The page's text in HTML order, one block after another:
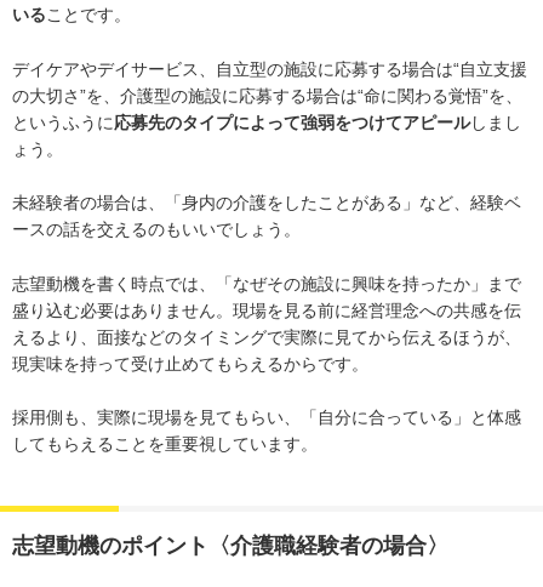
いることです。
デイケアやデイサービス、自立型の施設に応募する場合は“自立支援
の大切さ”を、介護型の施設に応募する場合は“命に関わる覚悟”を、
というふうに応募先のタイプによって強弱をつけてアピールしまし
ょう。
未経験者の場合は、「身内の介護をしたことがある」など、経験ベ
ースの話を交えるのもいいでしょう。
志望動機を書く時点では、「なぜその施設に興味を持ったか」まで
盛り込む必要はありません。現場を見る前に経営理念への共感を伝
えるより、面接などのタイミングで実際に見てから伝えるほうが、
現実味を持って受け止めてもらえるからです。
採用側も、実際に現場を見てもらい、「自分に合っている」と体感
してもらえることを重要視しています。
志望動機のポイント〈介護職経験者の場合〉